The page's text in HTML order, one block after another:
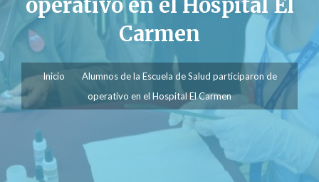
operativo en el Hospital El
Carmen
Inicio
Alumnos de la Escuela de Salud participaron de
operativo en el Hospital El Carmen